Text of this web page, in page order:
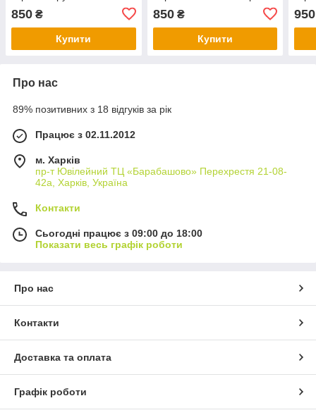
850 ₴
Купити
850₴
Купити
950
Про нас
89% позитивних з 18 відгуків за рік
Працює з 02.11.2012
м. Харків
пр-т Ювілейний ТЦ «Барабашово» Перехрестя 21-08-
42а, Харків, Україна
Контакти
Сьогодні працює з 09:00 до 18:00
Показати весь графік роботи
Про нас
Контакти
Доставка та оплата
Графік роботи